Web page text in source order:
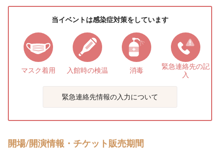
当イベントは感染症対策をしています
マスク着用 入館時の検温 消毒 緊急連絡先の記
入
緊急連絡先情報の入力について
開場/開演情報・チケット販売期間